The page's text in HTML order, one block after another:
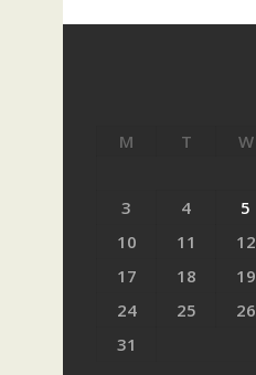
M T W
3
4 5
10
11 12
17
18 19
24
25 26
31